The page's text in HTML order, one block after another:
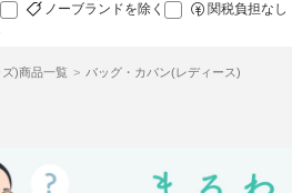
ノーブランドを除く
関税負担なし
)商品一覧 バッグ・カバン(レディース)